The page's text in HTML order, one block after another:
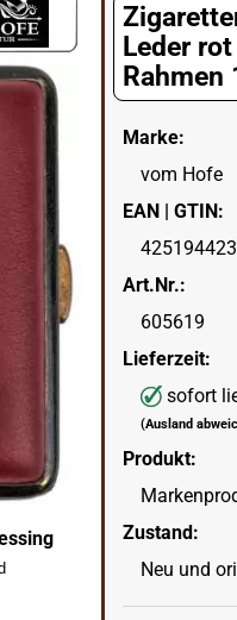
wenn in
Leder
Rahmen
Marke:
vom Hofe
EAN | GTIN:
Art.Nr.:
605619
Lieferzeit:
sofort
(Ausland
Produkt:
Zustand:
Neu und